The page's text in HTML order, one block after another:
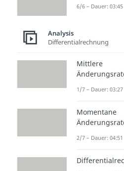
kannst du
Q
deny-
kannst du
m x +
mal mit den
P(0|-1
Sekante
6/6 – Dauer: 03:45
Analysis
Differentialrechnung
Mittlere
1/7 – Dauer: 03:27
Momentane
2/7 – Dauer: 04:51